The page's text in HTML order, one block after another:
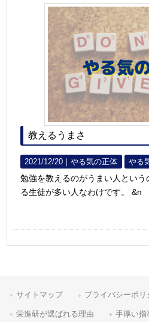
教えるうまさ
2021/12/20｜やる気の正体 やる
勉強を教えるのがうまい人とい
る生徒が多い人なわけです。 &n
サイトマップ プライバシーポリ
栄進研が選ばれる理由 手厚い指